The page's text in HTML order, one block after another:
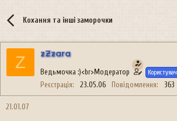
о
т
е
м
и
а
т
р
н
Кохання та інші заморочки
Z zZzara
Ведьмочка :)<br>Модератор Користувач
Реєстрація 23.05.06 Повідомлення 363
21.01.07